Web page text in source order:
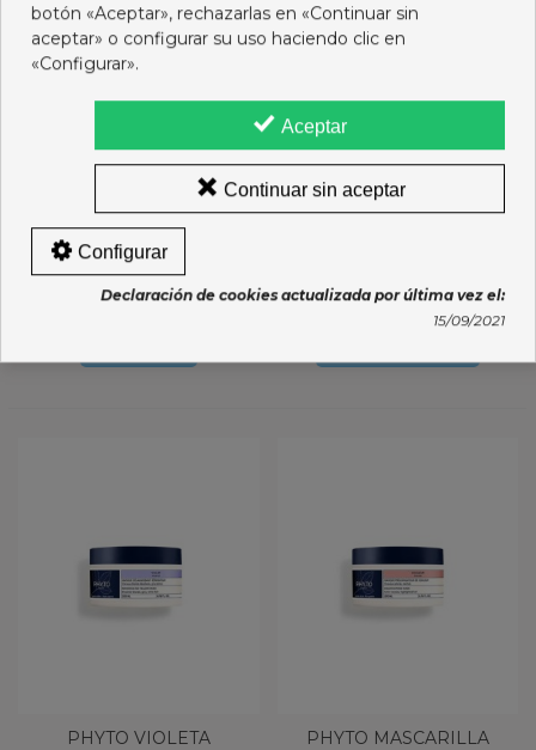
PHYTO 7 CREMA DIA
NUTRITIVA 50 ML
13,75 € 22,55 €
PHYTO VIOLETA
PHYTO MASCARILLA
botón «Aceptar», rechazarlas en «Continuar sin
aceptar» o configurar su uso haciendo clic en
«Configurar».
Aceptar
Continuar sin aceptar
Configurar
Declaración de cookies actualizada por última vez el:
15/09/2021